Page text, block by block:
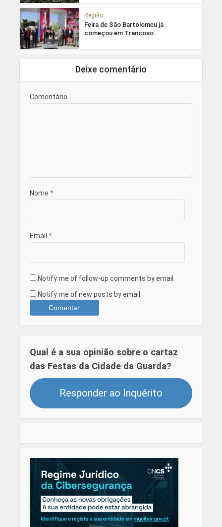
Região
Feira de São Bartolomeu já
começou em Trancoso
Deixe comentário
Comentário
Nome *
Email *
Notify me of follow-up comments by email.
Notify me of new posts by email.
Qual é a sua opinião sobre o cartaz
das Festas da Cidade da Guarda?
Responder ao Inquérito